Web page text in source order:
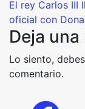
El rey Carlos III
oficial con
Deja
Lo siento,
comentario.